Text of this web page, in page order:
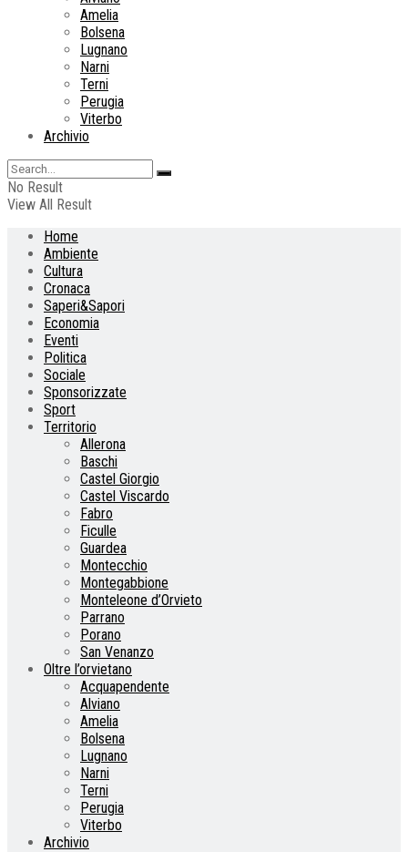
Amelia
Bolsena
Lugnano
Narni
Terni
Perugia
Viterbo
Archivio
No Result
View All Result
Home
Ambiente
Cultura
Cronaca
Saperi&Sapori
Economia
Eventi
Politica
Sociale
Sponsorizzate
Sport
Territorio
Allerona
Baschi
Castel Giorgio
Castel Viscardo
Fabro
Ficulle
Guardea
Montecchio
Montegabbione
Monteleone d’Orvieto
Parrano
Porano
San Venanzo
Oltre l’orvietano
Acquapendente
Alviano
Amelia
Bolsena
Lugnano
Narni
Terni
Perugia
Viterbo
Archivio